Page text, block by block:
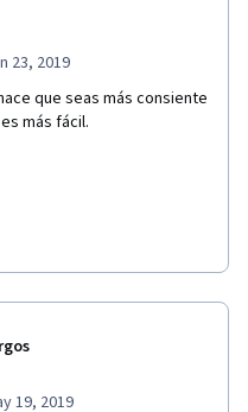
23, 2019
que seas más consiente
más fácil.
19, 2019